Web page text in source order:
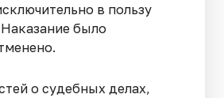
в пользу
было
о судебных делах,